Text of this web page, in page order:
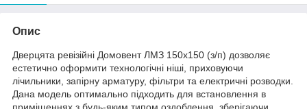
Опис
Дверцята ревізійні Домовент ЛМЗ 150х150 (з/п) дозволяє
естетично оформити технологічні ніші, приховуючи
лічильники, запірну арматуру, фільтри та електричні розводки.
Дана модель оптимально підходить для встановлення в
приміщеннях з будь-яким типом оздоблення, зберігаючи